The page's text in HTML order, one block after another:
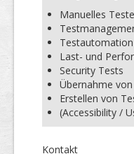
Manuelles
Testautomation
Last- und
Security Tests
Übernahme
Erstellen von
(Accessibility /
Kontakt